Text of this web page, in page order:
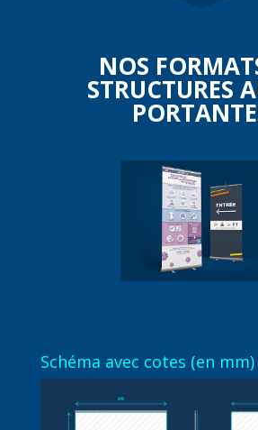
NOS
STRUCTURES
Schéma avec cotes (en mm)